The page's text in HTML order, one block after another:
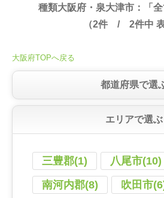
種類大阪府・泉大津市：「
（2件 / 2件中
大阪府TOPへ戻る
都道府県で選
エリアで選ぶ
三豊郡(1)
八尾市(10)
南河内郡(8)
吹田市